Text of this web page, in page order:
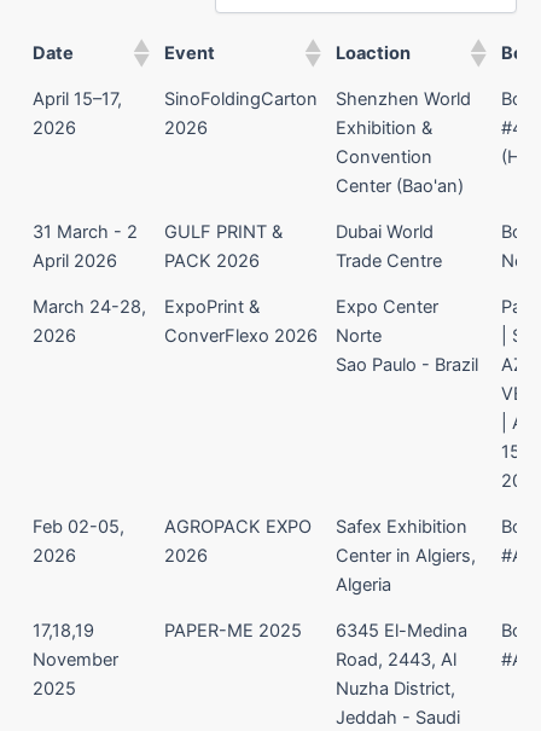
Date Event Loaction
Date
Event Loaction
April 15–17,
2026
SinoFoldingCarton
2026
Shenzhen World
Exhibition &
Convention
Center (Bao'an)
31 March - 2
April 2026
GULF PRINT &
PACK 2026
Dubai World
Trade Centre
No.
March 24-28,
2026
ExpoPrint &
ConverFlexo 2026
Expo Center
Norte
Sao Paulo - Brazil
|
| A-
150
20-
Feb 02-05,
2026
AGROPACK EXPO
2026
Safex Exhibition
Center in Algiers,
Algeria
#A-
17,18,19
November
2025
PAPER-ME 2025
6345 El-Medina
Road, 2443, Al
Nuzha District,
Jeddah - Saudi